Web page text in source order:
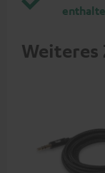
Weiteres